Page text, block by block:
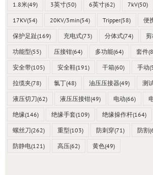
1.8米(49) 3英寸(50) 6英寸(62) 7kV(50)
17KV(54) 20KV/3min(54) Tripper(58) 便
保护足趾(169) 充电式(73) 分体式(74)
功能型(55) 压接钳(64) 多功能(64) 套件
安全带(105) 安全鞋(191) 干箱(60) 手动
拉缆夹(78) 氯丁(48) 油压压接器(49) 测
液压切刀(62) 液压压接钳(49) 电动(66)
绝缘(146) 绝缘手套(109) 绝缘操作杆(164)
螺丝刀(262) 重型(103) 防刺穿(71) 防割
防静电(121) 高压(62) 黄色(49)